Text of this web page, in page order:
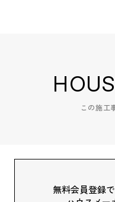
この施工
無料会員登録